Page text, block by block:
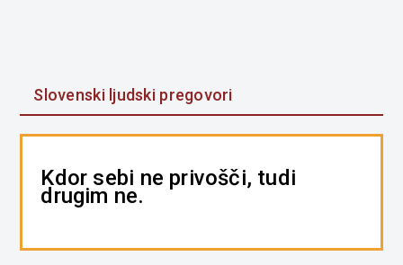
Slovenski ljudski pregovori
Kdor sebi ne privošči, tudi
drugim ne.